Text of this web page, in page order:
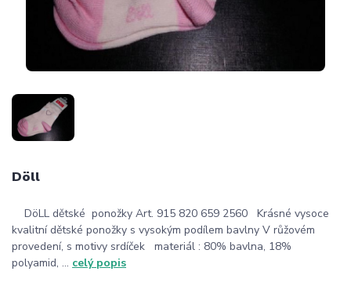
Döll
DöLL dětské ponožky Art. 915 820 659 2560 Krásné vysoce
kvalitní dětské ponožky s vysokým podílem bavlny V růžovém
provedení, s motivy srdíček materiál : 80% bavlna, 18%
polyamid, ... celý popis